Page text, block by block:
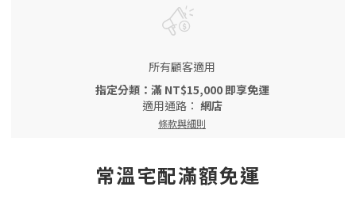
所有顧客適用
指定分類：滿 NT$15,000 即享免運
適用通路： 網店
條款與細則
常溫宅配滿額免運